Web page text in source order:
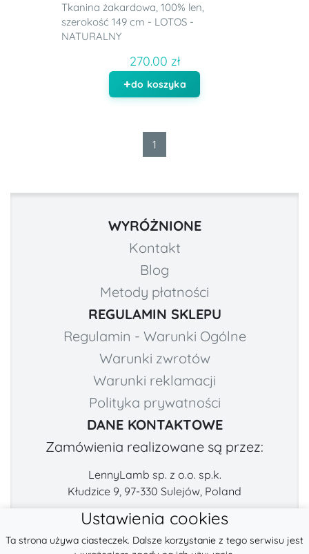
Tkanina żakardowa, 100% len,
szerokość 149 cm - LOTOS -
NATURALNY
270.00 zł
do koszyka
1
WYRÓŻNIONE
Kontakt
Blog
Metody płatności
REGULAMIN SKLEPU
Regulamin - Warunki Ogólne
Warunki zwrotów
Warunki reklamacji
Polityka prywatności
DANE KONTAKTOWE
Zamówienia realizowane są przez:
LennyLamb sp. z o.o. sp.k.
Kłudzice 9, 97-330 Sulejów, Poland
Numer telefonu: E-mail:
+48 222-57-888-2 contact@fabricart.eu
Ustawienia cookies
Ta strona używa ciasteczek. Dalsze korzystanie z tego serwisu jest